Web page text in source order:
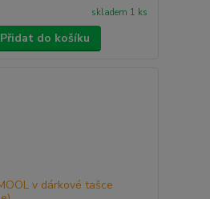
skladem 1 ks
Přidat do košíku